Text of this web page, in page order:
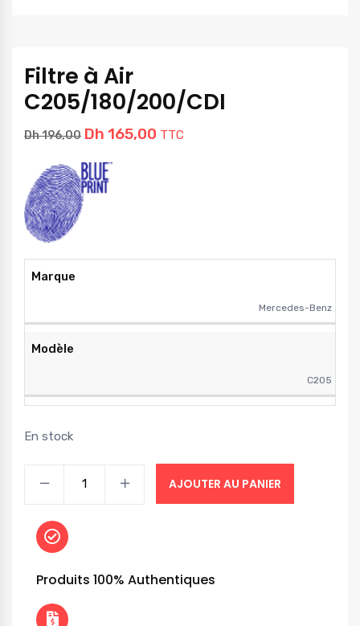
Filtre à Air
C205/180/200/CDI
Dh196,00 Dh 165,00 TTC
Marque
Mercedes-Benz
Modèle
C205
En stock
AJOUTER AU PANIER
Produits 100% Authentiques